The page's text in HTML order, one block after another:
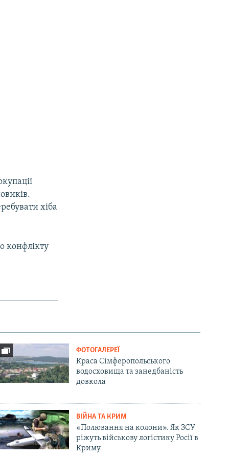
хіба
конфлікту
ФОТОГАЛЕРЕЇ
Краса Сімферопольського
водосховища та занедбаність
довкола
ВІЙНА ТА КРИМ
«Полювання на колони». Як ЗСУ
ріжуть військову логістику Росії в
Криму